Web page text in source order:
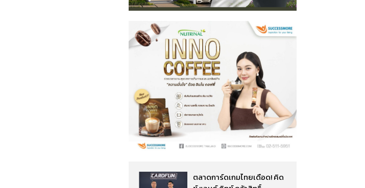
ตลาดการ์ดเกมไทยเดือด! คิด